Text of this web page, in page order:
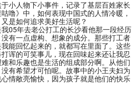
小人物下小事件，记录了基层百姓家长
噜》中，如何表现中国式的人情冷暖，
是如何追求美好生活呢？
05年去老公打工的长沙看他那一段经历
有一点虚构、想象的成分。那些打工者
能回忆起来的，就都写在里面了。这些
诨的可笑事儿，现在回味起来还让我忍
和乐趣也是生活的组成部分啊。从他们
有希望才可怕呢。故事中的小王夫妇为
情敞亮愉快，因为孩子就是他们的快乐